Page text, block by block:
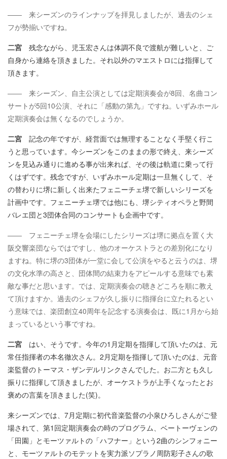
―― 来シーズンのラインナップを拝見しましたが、過去のシェ
フが勢揃いですね。
二宮 残念ながら、児玉宏さんは体調不良で渡航が難しいと、ご
自身から連絡を頂きました。それ以外のマエストロには指揮して
頂きます。
―― 来シーズン、自主公演としては定期演奏会が8回、名曲コン
サートが5回10公演、それに「感動の第九」ですね。いずみホール
定期演奏会は無くなるのでしょうか。
二宮 記念の年ですが、経営面では無理することなく手堅く行こ
うと思っています。今シーズンをこのままの形で終え、来シーズ
ンを見込み通りに進める事が出来れば、その後は軌道に乗って行
くはずです。残念ですが、いずみホール定期は一旦無くして、そ
の替わりに堺に新しく出来たフェニーチェ堺で新しいシリーズを
計画中です。フェニーチェ堺では他にも、堺シティオペラと野間
バレエ団と3団体合同のコンサートも企画中です。
―― フェニーチェ堺を会場にしたシリーズは堺に拠点を置く大
阪交響楽団ならではですし、他のオーケストラとの差別化になり
ますね。特に堺の3団体が一堂に会して公演をやると云うのは、堺
の文化水準の高さと、団体間の結束力をアピールする意味でも素
敵な事だと思います。では、定期演奏会の聴きどころを順に教え
て頂けますか。過去のシェフが久し振りに指揮台に立たれるとい
う意味では、楽団創立40周年を記念する演奏会は、既に1月から始
まっているという事ですね。
二宮 はい、そうです。今年の1月定期を指揮して頂いたのは、元
常任指揮者の本名徹次さん。2月定期を指揮して頂いたのは、元音
楽監督のトーマス・ザンデルリンクさんでした。お二方とも久し
振りに指揮して頂きましたが、オーケストラが上手くなったとお
褒めの言葉を頂きました(笑)。
来シーズンでは、7月定期に初代音楽監督の小泉ひろしさんがご登
場されて、第1回定期演奏会の時のプログラム、ベートーヴェンの
「田園」とモーツァルトの「ハフナー」という2曲のシンフォニー
と、モーツァルトのモテットを実力派ソプラノ周防彩子さんの歌